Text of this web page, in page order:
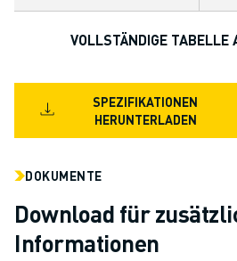
TECHNISCHE FERNUNTERSTÜTZUNG
ERSATZTEILE
DIGITALE SERVICE TOOLS
E-STORE
DOWNLOAD CENTER » MYFANUC
FANUC AKADEMIE
LÖSUNGEN FÜR DIE AUSBILDUNG
WORLDSKILLS & YOUNG TALENTS
VOLLSTÄNDIGE TABELLE
SPEZIFIKATIONEN
HERUNTERLADEN
DOKUMENTE
Download für
Informationen